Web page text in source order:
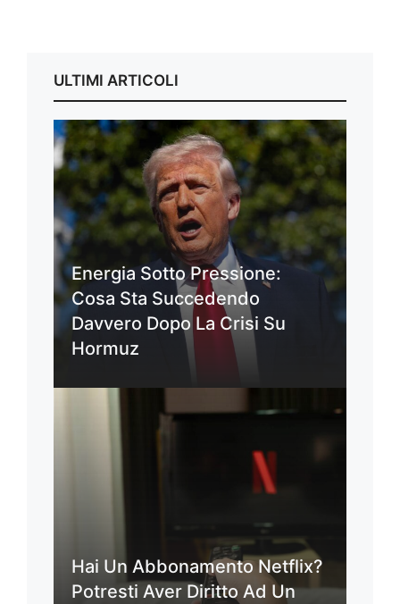
ULTIMI ARTICOLI
Energia Sotto Pressione:
Cosa Sta Succedendo
Davvero Dopo La Crisi Su
Hormuz
Hai Un Abbonamento Netflix?
Potresti Aver Diritto Ad Un